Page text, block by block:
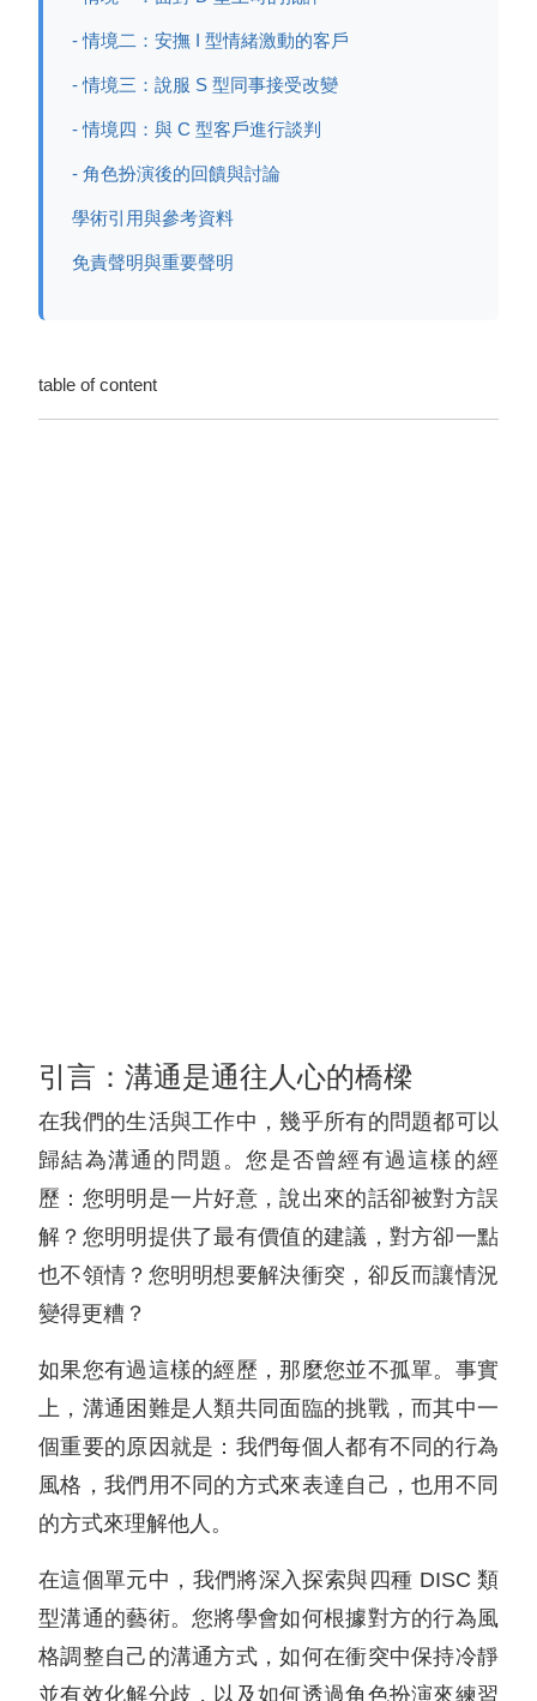
- 情境二：安撫 I 型情緒激動的客戶
- 情境三：說服 S 型同事接受改變
- 情境四：與 C 型客戶進行談判
- 角色扮演後的回饋與討論
學術引用與參考資料
免責聲明與重要聲明
table of content
引言：溝通是通往人心的橋樑
在我們的生活與工作中，幾乎所有的問題都可以
歸結為溝通的問題。您是否曾經有過這樣的經
歷：您明明是一片好意，說出來的話卻被對方誤
解？您明明提供了最有價值的建議，對方卻一點
也不領情？您明明想要解決衝突，卻反而讓情況
變得更糟？
如果您有過這樣的經歷，那麼您並不孤單。事實
上，溝通困難是人類共同面臨的挑戰，而其中一
個重要的原因就是：我們每個人都有不同的行為
風格，我們用不同的方式來表達自己，也用不同
的方式來理解他人。
在這個單元中，我們將深入探索與四種 DISC 類
型溝通的藝術。您將學會如何根據對方的行為風
格調整自己的溝通方式，如何在衝突中保持冷靜
並有效化解分歧，以及如何透過角色扮演來練習